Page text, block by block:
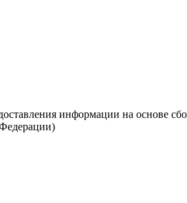
информации на основе